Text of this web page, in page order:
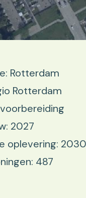
Rotterdam
Rotterdam
2027
oplevering: 2030
487